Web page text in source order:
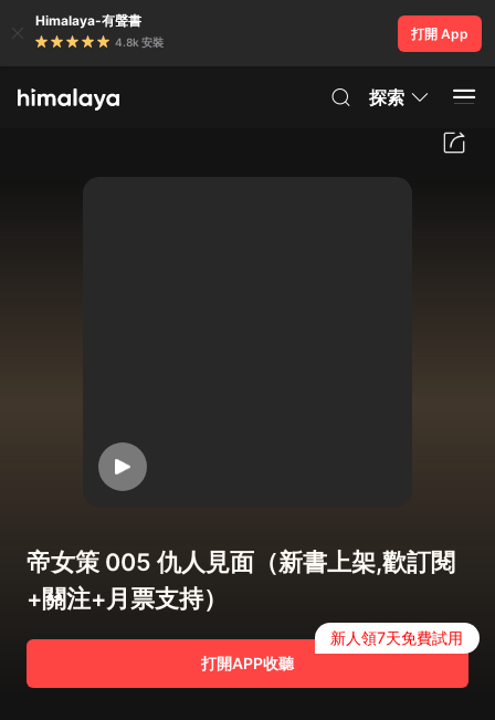
Himalaya-有聲書
4.8k 安裝
打開 App
探索
帝女策 005 仇人見面（新書上架,歡訂閱
+關注+月票支持）
打開APP收聽
新人領7天免費試用